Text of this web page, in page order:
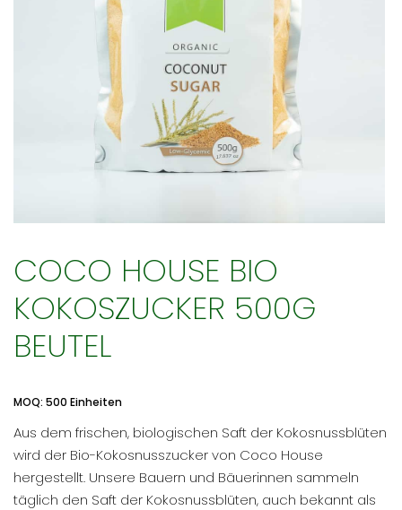
COCO HOUSE BIO
KOKOSZUCKER 500G
BEUTEL
MOQ: 500 Einheiten
Aus dem frischen, biologischen Saft der Kokosnussblüten
wird der Bio-Kokosnusszucker von Coco House
hergestellt. Unsere Bauern und Bäuerinnen sammeln
täglich den Saft der Kokosnussblüten, auch bekannt als